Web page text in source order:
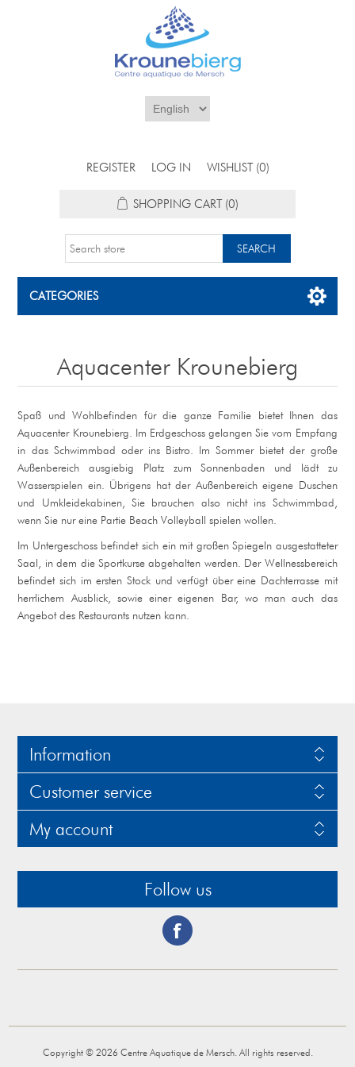
REGISTER LOG IN WISHLIST (0)
SHOPPING CART (0)
CATEGORIES
Aquacenter Krounebierg
Spaß und Wohlbefinden für die ganze Familie bietet Ihnen das
Aquacenter Krounebierg. Im Erdgeschoss gelangen Sie vom Empfang
in das Schwimmbad oder ins Bistro. Im Sommer bietet der große
Außenbereich ausgiebig Platz zum Sonnenbaden und lädt zu
Wasserspielen ein. Übrigens hat der Außenbereich eigene Duschen
und Umkleidekabinen, Sie brauchen also nicht ins Schwimmbad,
wenn Sie nur eine Partie Beach Volleyball spielen wollen.
Im Untergeschoss befindet sich ein mit großen Spiegeln ausgestatteter
Saal, in dem die Sportkurse abgehalten werden. Der Wellnessbereich
befindet sich im ersten Stock und verfügt über eine Dachterrasse mit
herrlichem Ausblick, sowie einer eigenen Bar, wo man auch das
Angebot des Restaurants nutzen kann.
Information
Customer service
My account
Follow us
Copyright © 2026 Centre Aquatique de Mersch. All rights reserved.